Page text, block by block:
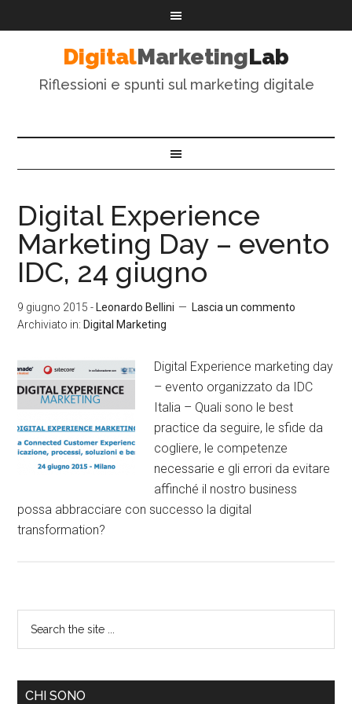
DigitalMarketingLab
Riflessioni e spunti sul marketing digitale
Digital Experience
Marketing Day – evento
IDC, 24 giugno
9 giugno 2015 - Leonardo Bellini
Lascia un commento
Archiviato in: Digital Marketing
Digital Experience marketing day
– evento organizzato da IDC
Italia – Quali sono le best
practice da seguire, le sfide da
cogliere, le competenze
necessarie e gli errori da evitare
affinché il nostro business
possa abbracciare con successo la digital
transformation?
CHI SONO